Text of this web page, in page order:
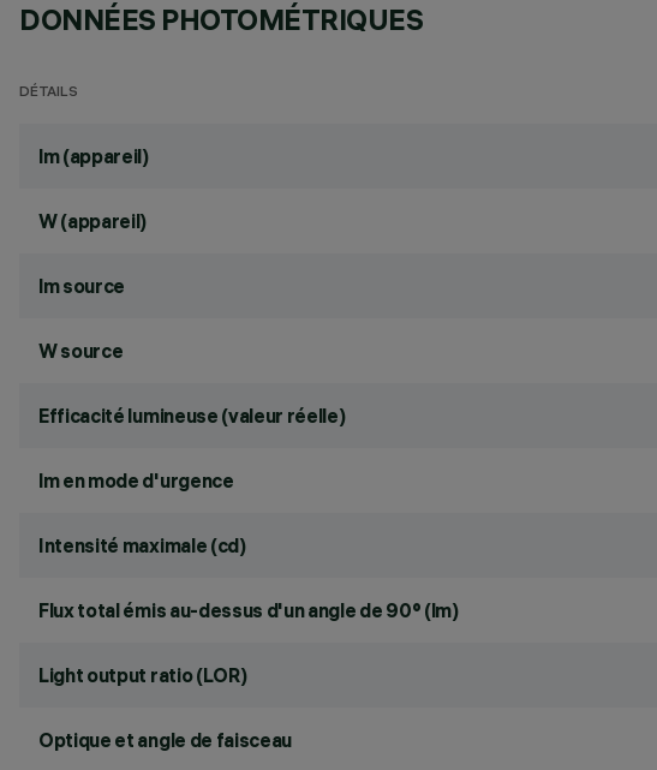
DONNÉES PHOTOMÉTRIQUES
DÉTAILS
lm (appareil)
W (appareil)
lm source
W source
Efficacité lumineuse (valeur réelle)
lm en mode d'urgence
Intensité maximale (cd)
Flux total émis au-dessus d'un angle de 90° (lm)
Light output ratio (LOR)
Optique et angle de faisceau